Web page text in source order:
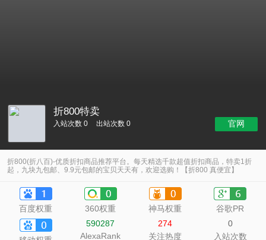
折800特卖
入站次数 0 出站次数 0 官网
折800(折八百)-优质折扣商品推荐平台。每天精选千款超值折扣商品，特卖1折
起，九块九包邮、9.9元包邮的宝贝天天有，欢迎选购！【折800 真便宜】
百度权重 360权重 神马权重 谷歌PR
590287
AlexaRank
274
关注热度
0
入站次数